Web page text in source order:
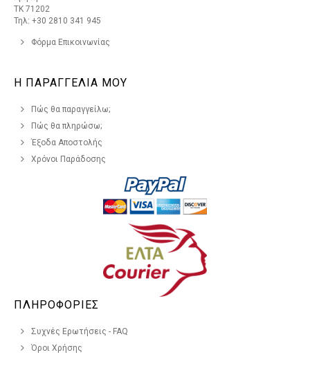
ΤΚ 71202
Τηλ: +30 2810 341 945
Φόρμα Επικοινωνίας
Η ΠΑΡΑΓΓΕΛΙΑ ΜΟΥ
Πώς θα παραγγείλω;
Πώς θα πληρώσω;
Έξοδα Αποστολής
Χρόνοι Παράδοσης
ΠΛΗΡΟΦΟΡΙΕΣ
Συχνές Ερωτήσεις - FAQ
Όροι Χρήσης